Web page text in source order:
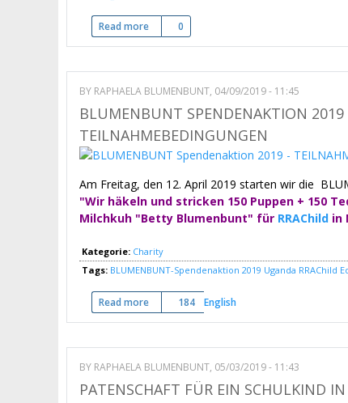
Read more about 3. BLUMENBUNT 1-Mai-Feiertags-
0
BY RAPHAELA BLUMENBUNT, 04/09/2019 - 11:45
BLUMENBUNT SPENDENAKTION 2019
TEILNAHMEBEDINGUNGEN
Am Freitag, den 12. April 2019 starten wir die
"Wir häkeln und stricken 150 Puppen + 150
Milchkuh "Betty Blumenbunt" für RRAChild in
Kategorie: Charity
Tags: BLUMENBUNT-Spendenaktion 2019 Uganda RRAChild
Read more about BLUMENBUNT Spendenaktion 2019 -
184 English
BY RAPHAELA BLUMENBUNT, 05/03/2019 - 11:43
PATENSCHAFT FÜR EIN SCHULKIND